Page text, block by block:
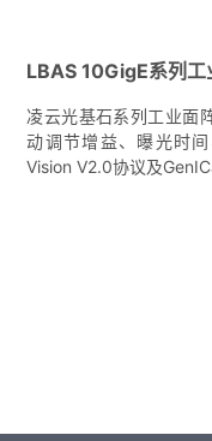
LBAS 10GigE系列工
凌云光基石系列工业面
动调节增益、曝光时
Vision V2.0协议及